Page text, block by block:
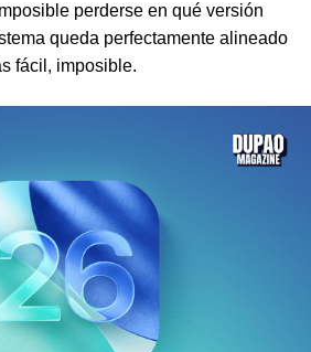
perderse en qué versión
queda perfectamente alineado
fácil, imposible.